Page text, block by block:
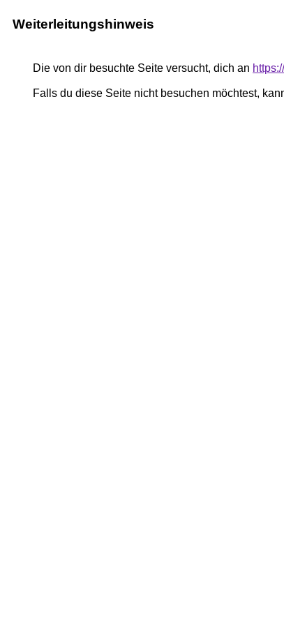
Weiterleitungshinweis
Die von dir besuchte Seite versucht, dich an
Falls du diese Seite nicht besuchen möchtest,